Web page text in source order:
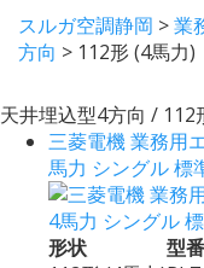
スルガ空調静岡 >業
方向 > 112形 (4馬力)
天井埋込型4方向 / 112
三菱電機 業務用
馬力 シングル 標
形状 型番